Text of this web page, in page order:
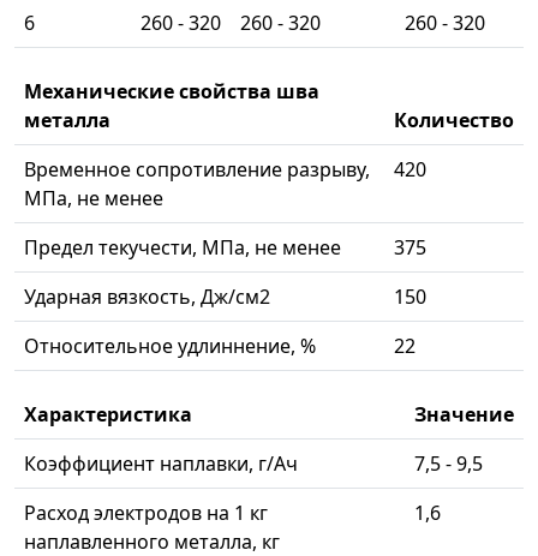
6
260 - 320 260 - 320 260 - 320
Механические свойства шва
металла
Количество
Временное сопротивление разрыву,
МПа, не менее
420
Предел текучести, МПа, не менее
375
Ударная вязкость, Дж/см2
150
Относительное удлиннение, %
22
Характеристика
Значение
Коэффициент наплавки, г/Ач
7,5 - 9,5
Расход электродов на 1 кг
наплавленного металла, кг
1,6